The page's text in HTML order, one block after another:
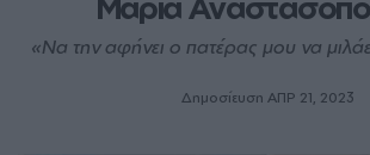
«Να την αφήνει ο πατέρας μου να
Δημοσίευση ΑΠΡ 21, 2023